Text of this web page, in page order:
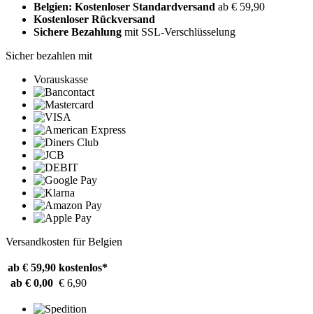
Belgien: Kostenloser Standardversand ab € 59,90
Kostenloser Rückversand
Sichere Bezahlung mit SSL-Verschlüsselung
Sicher bezahlen mit
Vorauskasse
Versandkosten für Belgien
ab € 59,90 kostenlos*
ab € 0,00 € 6,90